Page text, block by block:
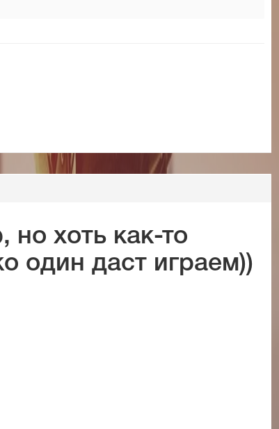
но хоть как-то
один даст играем))